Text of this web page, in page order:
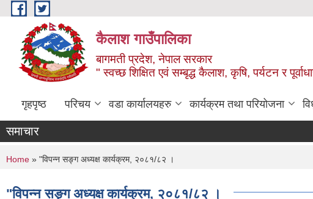
Skip to main content
कैलाश गाउँपालिका
बागमती प्रदेश, नेपाल सरकार
" स्वच्छ शिक्षित एवं सम्बृद्ध कैलाश, कृषि, पर्यटन र
गृहपृष्ठ परिचय वडा कार्यालयहरु कार्यक्रम तथा परियोजना
समाचार
You are here
Home » "विपन्न सङ्ग अध्यक्ष कार्यक्रम, २०८१/८२ ।
"विपन्न सङ्ग अध्यक्ष कार्यक्रम, २०८१/८२ ।